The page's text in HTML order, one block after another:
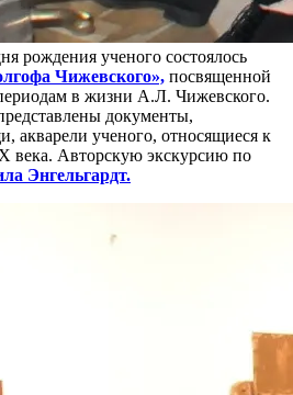
рождения ученого состоялось
Чижевского», посвященной
в жизни А.Л. Чижевского.
документы,
акварели ученого, относящиеся к
века. Авторскую экскурсию по
Энгельгардт.